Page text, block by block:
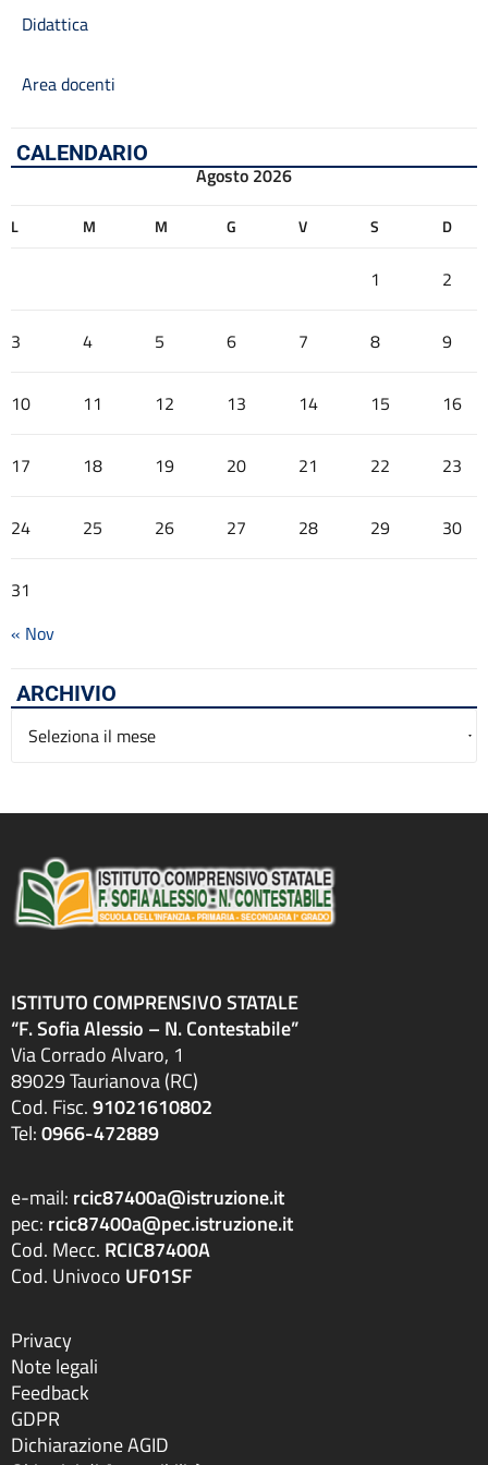
Didattica
Area docenti
CALENDARIO
Agosto 2026
L M M G V S D
1 2
3 4 5 6 7 8 9
10 11 12 13 14 15 16
17 18 19 20 21 22 23
24 25 26 27 28 29 30
31
« Nov
ARCHIVIO
Archivio
ISTITUTO COMPRENSIVO STATALE
“F. Sofia Alessio – N. Contestabile”
Via Corrado Alvaro, 1
89029 Taurianova (RC)
Cod. Fisc.91021610802
Tel:0966-472889
e-mail: rcic87400a@istruzione.it
pec: rcic87400a@pec.istruzione.it
Cod. Mecc. RCIC87400A
Cod. Univoco UF01SF
Privacy
Note legali
Feedback
GDPR
Dichiarazione AGID